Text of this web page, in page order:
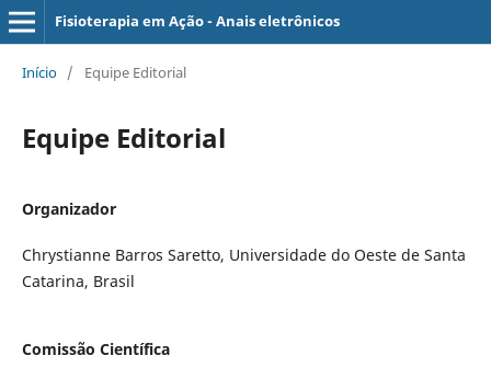
Fisioterapia em Ação - Anais eletrônicos
Início / Equipe Editorial
Equipe Editorial
Organizador
Chrystianne Barros Saretto, Universidade do Oeste de Santa
Catarina, Brasil
Comissão Científica